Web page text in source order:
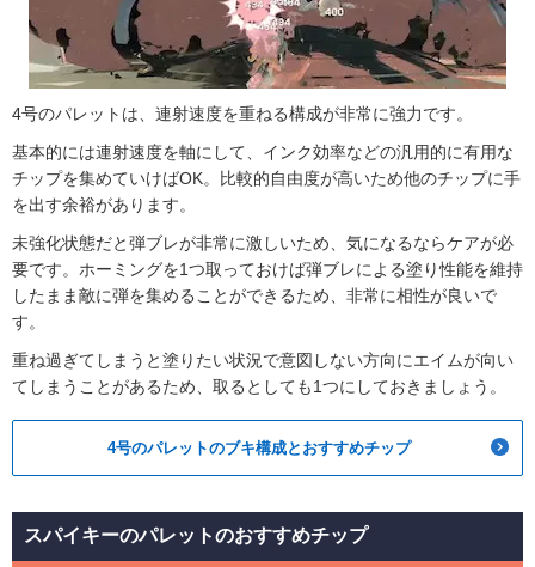
4号のパレットは、連射速度を重ねる構成が非常に強力です。
基本的には連射速度を軸にして、インク効率などの汎用的に有用な
チップを集めていけばOK。比較的自由度が高いため他のチップに手
を出す余裕があります。
未強化状態だと弾ブレが非常に激しいため、気になるならケアが必
要です。ホーミングを1つ取っておけば弾ブレによる塗り性能を維持
したまま敵に弾を集めることができるため、非常に相性が良いで
す。
重ね過ぎてしまうと塗りたい状況で意図しない方向にエイムが向い
てしまうことがあるため、取るとしても1つにしておきましょう。
4号のパレットのブキ構成とおすすめチップ
スパイキーのパレットのおすすめチップ